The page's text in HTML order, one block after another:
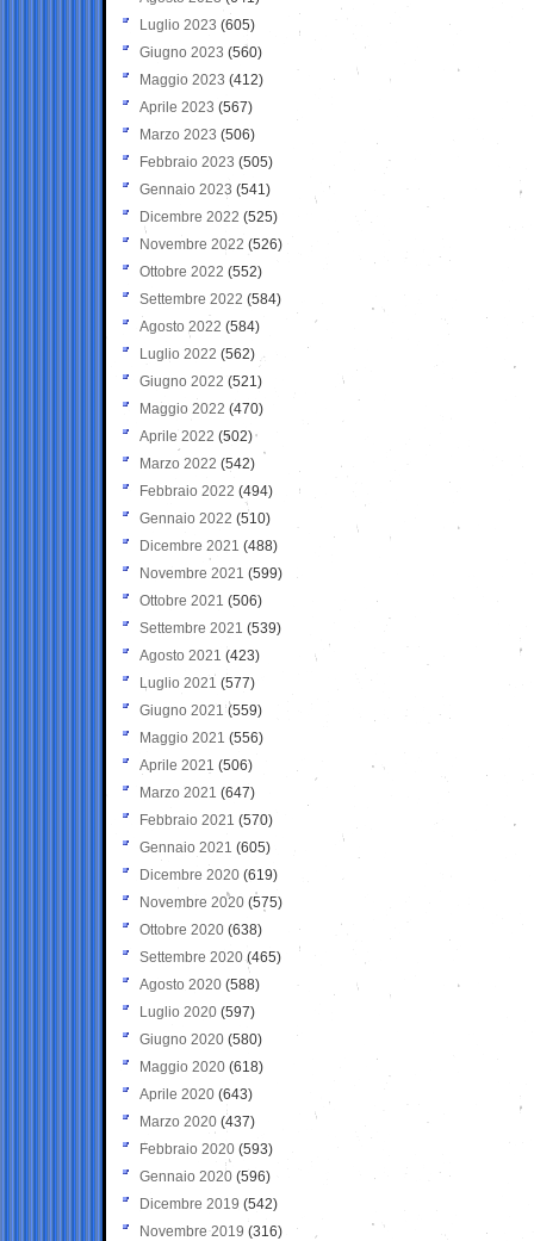
Luglio 2023 (605)
Giugno 2023 (560)
Maggio 2023 (412)
Aprile 2023 (567)
Marzo 2023 (506)
Febbraio 2023 (505)
Gennaio 2023 (541)
Dicembre 2022 (525)
Novembre 2022 (526)
Ottobre 2022 (552)
Settembre 2022 (584)
Agosto 2022 (584)
Luglio 2022 (562)
Giugno 2022 (521)
Maggio 2022 (470)
Aprile 2022 (502)
Marzo 2022 (542)
Febbraio 2022 (494)
Gennaio 2022 (510)
Dicembre 2021 (488)
Novembre 2021 (599)
Ottobre 2021 (506)
Settembre 2021 (539)
Agosto 2021 (423)
Luglio 2021 (577)
Giugno 2021(559)
Maggio 2021 (556)
Aprile 2021 (506)
Marzo 2021 (647)
Febbraio 2021 (570)
Gennaio 2021 (605)
Dicembre 2020 (619)
Novembre 2020 (575)
Ottobre 2020 (638)
Settembre 2020(465)
Agosto 2020 (588)
Luglio 2020 (597)
Giugno 2020 (580)
Maggio 2020 (618)
Aprile 2020 (643)
Marzo 2020 (437)
Febbraio 2020 (593)
Gennaio 2020 (596)
Dicembre 2019 (542)
Novembre 2019 (316)